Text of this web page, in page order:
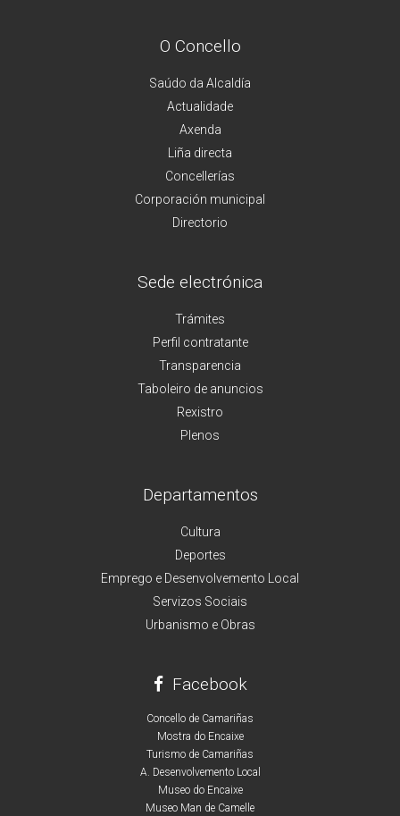
O Concello
Saúdo da Alcaldía
Actualidade
Axenda
Liña directa
Concellerías
Corporación municipal
Directorio
Sede electrónica
Trámites
Perfil contratante
Transparencia
Taboleiro de anuncios
Rexistro
Plenos
Departamentos
Cultura
Deportes
Emprego e Desenvolvemento Local
Servizos Sociais
Urbanismo e Obras
Facebook
Concello de Camariñas
Mostra do Encaixe
Turismo de Camariñas
A. Desenvolvemento Local
Museo do Encaixe
Museo Man de Camelle